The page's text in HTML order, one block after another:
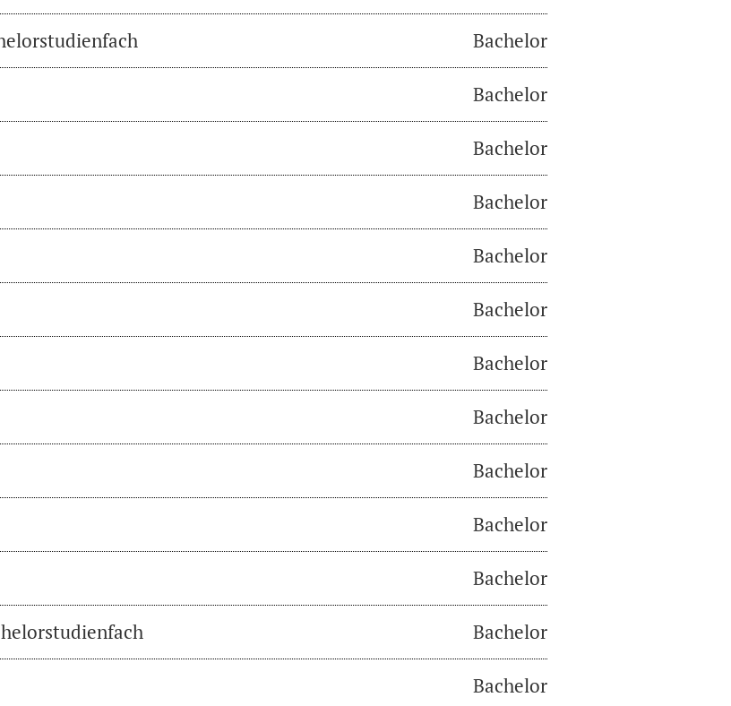
Bachelor
Bachelor
Bachelor
Bachelor
Bachelor
Bachelor
Bachelor
Bachelor
Bachelor
Bachelor
Bachelor
Bachelor
Bachelor